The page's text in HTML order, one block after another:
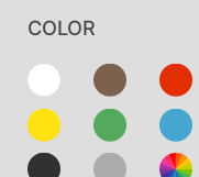
COLOR